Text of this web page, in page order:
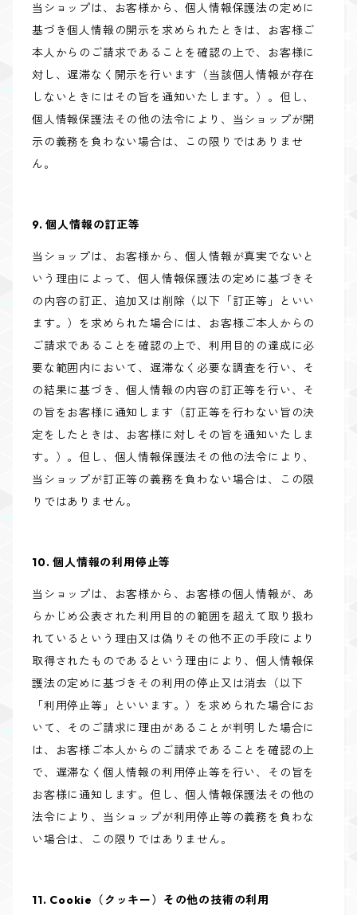
当ショップは、お客様から、個人情報保護法の定めに
基づき個人情報の開示を求められたときは、お客様ご
本人からのご請求であることを確認の上で、お客様に
対し、遅滞なく開示を行います（当該個人情報が存在
しないときにはその旨を通知いたします。）。但し、
個人情報保護法その他の法令により、当ショップが開
示の義務を負わない場合は、この限りではありませ
ん。
9. 個人情報の訂正等
当ショップは、お客様から、個人情報が真実でないと
いう理由によって、個人情報保護法の定めに基づきそ
の内容の訂正、追加又は削除（以下「訂正等」といい
ます。）を求められた場合には、お客様ご本人からの
ご請求であることを確認の上で、利用目的の達成に必
要な範囲内において、遅滞なく必要な調査を行い、そ
の結果に基づき、個人情報の内容の訂正等を行い、そ
の旨をお客様に通知します（訂正等を行わない旨の決
定をしたときは、お客様に対しその旨を通知いたしま
す。）。但し、個人情報保護法その他の法令により、
当ショップが訂正等の義務を負わない場合は、この限
りではありません。
10. 個人情報の利用停止等
当ショップは、お客様から、お客様の個人情報が、あ
らかじめ公表された利用目的の範囲を超えて取り扱わ
れているという理由又は偽りその他不正の手段により
取得されたものであるという理由により、個人情報保
護法の定めに基づきその利用の停止又は消去（以下
「利用停止等」といいます。）を求められた場合にお
いて、そのご請求に理由があることが判明した場合に
は、お客様ご本人からのご請求であることを確認の上
で、遅滞なく個人情報の利用停止等を行い、その旨を
お客様に通知します。但し、個人情報保護法その他の
法令により、当ショップが利用停止等の義務を負わな
い場合は、この限りではありません。
11. Cookie（クッキー）その他の技術の利用